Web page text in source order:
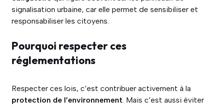
signalisation urbaine, car elle permet de sensibiliser et
responsabiliser les citoyens.
Pourquoi respecter ces
réglementations
Respecter ces lois, c’est contribuer activement à la
protection de l’environnement. Mais c’est aussi éviter